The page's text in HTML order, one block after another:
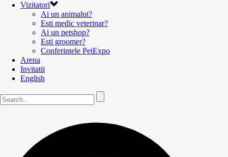
Vizitatori
Ai un animalut?
Esti medic veterinar?
Ai un petshop?
Esti groomer?
Conferintele PetExpo
Arena
Invitatii
English